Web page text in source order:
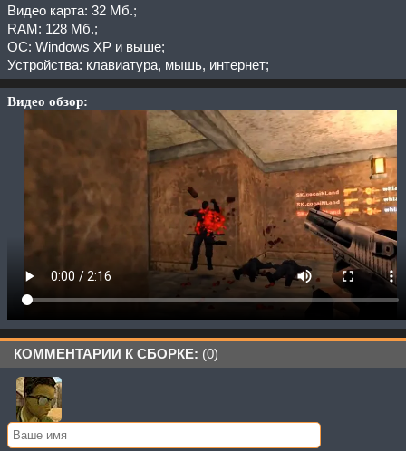
Видео карта: 32 Мб.;
RAM: 128 Мб.;
ОС: Windows XP и выше;
Устройства: клавиатура, мышь, интернет;
Видео обзор:
КОММЕНТАРИИ К СБОРКЕ: (0)